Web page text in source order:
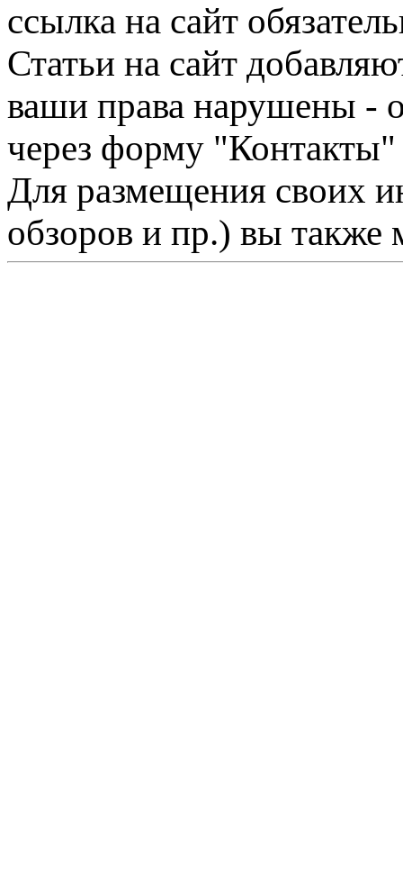
ссылка на сайт
Статьи на сайт
ваши права нарушены -
через форму "Контакты"
Для размещения своих
обзоров и пр.) вы также